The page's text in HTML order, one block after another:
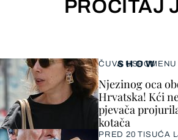
PROČITAJ
SHOW
ČUVA
Njezinog oca
Hrvatska! Kći
pjevača
kotača
PRED 20 TISUĆA